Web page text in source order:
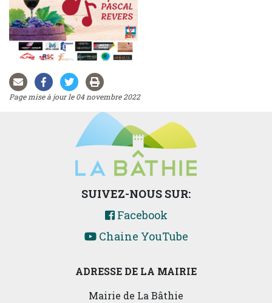
Page mise à jour le 04 novembre 2022
ADRESSE DE LA MAIRIE
Mairie de La Bâthie
SUIVEZ-NOUS SUR:
Facebook
Chaine YouTube